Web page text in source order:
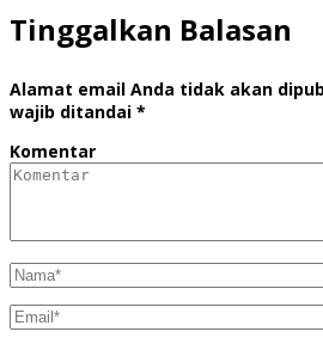
Tinggalkan Balasan
Alamat email Anda tidak akan
wajib ditandai *
Komentar